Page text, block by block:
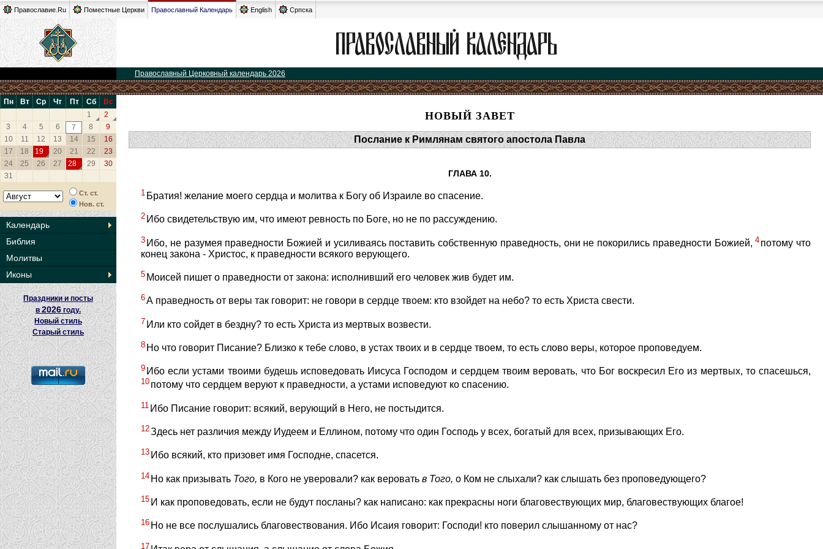
Православие.Ru Поместные Церкви Православный Календарь English Српска
Православный Церковный календарь 2026
Пн Вт Ср Чт Пт Сб
Вс
1
2
3
4 5 6 7 8
9
10
11 12 13 14 15
16
17
18 19 20 21 22
23
24
25 26 27 28 29
30
31
Ст. ст.
Нов. ст.
Календарь
Библия
Молитвы
Иконы
Праздники и посты
в2026 году.
Новый стиль
Старый стиль
НОВЫЙ ЗАВЕТ
Послание к Римлянам святого апостола Павла
ГЛАВА 10.
1 Братия! желание моего сердца и молитва к Богу об Израиле во спасение.
2 Ибо свидетельствую им, что имеют ревность по Боге, но не по рассуждению.
3 Ибо, не разумея праведности Божией и усиливаясь поставить собственную праведность, они не покорились праведности Божией,4 потому что
конец закона - Христос, к праведности всякого верующего.
5 Моисей пишет о праведности от закона: исполнивший его человек жив будет им.
6А праведность от веры так говорит: не говори в сердце твоем: кто взойдет на небо? то есть Христа свести.
7 Или кто сойдет в бездну? то есть Христа из мертвых возвести.
8 Но что говорит Писание? Близко к тебе слово, в устах твоих и в сердце твоем, то есть слово веры, которое проповедуем.
9 Ибо если устами твоими будешь исповедовать Иисуса Господом и сердцем твоим веровать, что Бог воскресил Его из мертвых, то спасешься,
10 потому что сердцем веруют к праведности, а устами исповедуют ко спасению.
11 Ибо Писание говорит: всякий, верующий в Него, не постыдится.
12Здесь нет различия между Иудеем и Еллином, потому что один Господь у всех, богатый для всех, призывающих Его.
13 Ибо всякий, кто призовет имя Господне, спасется.
14 Но как призывать Того, в Кого не уверовали? как веровать в Того, о Ком не слыхали? как слышать без проповедующего?
15 И как проповедовать, если не будут посланы? как написано: как прекрасны ноги благовествующих мир, благовествующих благое!
16 Но не все послушались благовествования. Ибо Исаия говорит: Господи! кто поверил слышанному от нас?
17